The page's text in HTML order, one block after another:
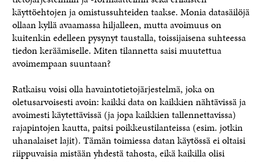
käyttöehtojen ja omistussuhteiden taakse. Monia datasäilöjä
ollaan kyllä avaamassa hiljalleen, mutta avoimuus on
kuitenkin edelleen pysynyt taustalla, toissijaisena suhteessa
tiedon keräämiselle. Miten tilannetta saisi muutettua
avoimempaan suuntaan?
Ratkaisu voisi olla havaintotietojärjestelmä, joka on
oletusarvoisesti avoin: kaikki data on kaikkien nähtävissä ja
avoimesti käytettävissä (ja jopa kaikkien tallennettavissa)
rajapintojen kautta, paitsi poikkeustilanteissa (esim. jotkin
uhanalaiset lajit). Tämän toimiessa datan käytössä ei oltaisi
riippuvaisia mistään yhdestä tahosta, eikä kaikilla olisi